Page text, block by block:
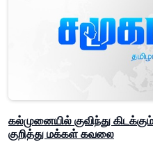
கல்முனையில் குவிந்து
குறித்து மக்கள் கவலை